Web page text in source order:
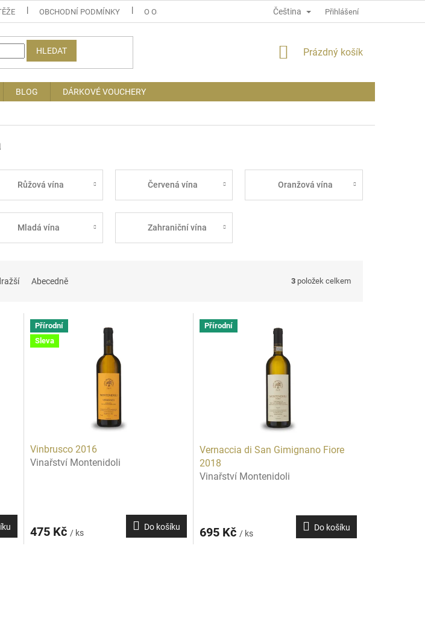
OBCHODNÍ PODMÍNKY O OSOBNÍCH ÚDAJÍCH INFORMACE O WEBU
Čeština Přihlášení
HLEDAT
NÁKUPNÍ
Prázdný košík
BLOG DÁRKOVÉ VOUCHERY
Růžová vína Červená vína Oranžová vína
Mladá vína Zahraniční vína
Abecedně 3 položek celkem
Přírodní
Sleva
Vinbrusco 2016
Vinařství Montenidoli
475 Kč / ks
Do košíku
Přírodní
Vernaccia di San Gimignano Fiore
2018
Vinařství Montenidoli
695 Kč / ks
Do košíku